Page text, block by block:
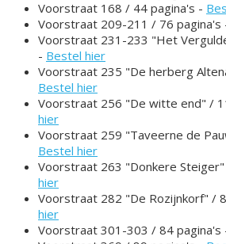
Voorstraat 168 / 44 pagina's -
Voorstraat 209-211 / 76 pagina's
Voorstraat 231-233 "Het
- Bestel hier
Voorstraat 235 "De herberg
Bestel hier
Voorstraat 256 "De witte end" /
hier
Voorstraat 259 "Taveerne de
Bestel hier
Voorstraat 263 "Donkere
hier
Voorstraat 282 "De Rozijnkorf" /
hier
Voorstraat 301-303 / 84 pagina's